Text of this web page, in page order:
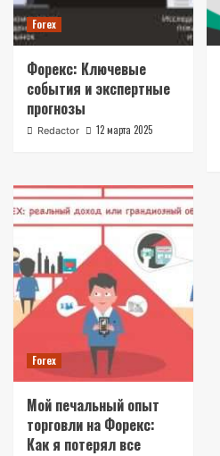
Forex
Форекс: Ключевые
события и экспертные
прогнозы
Redactor 12 марта 2025
Forex
Мой печальный опыт
торговли на Форекс:
Как я потерял все